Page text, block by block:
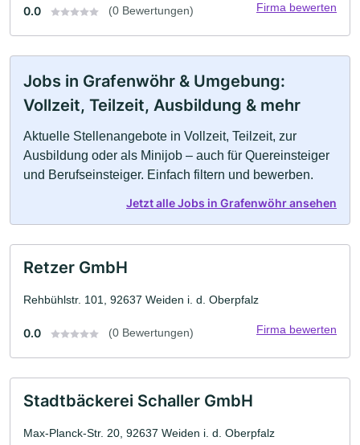
0.0 (0 Bewertungen) Firma bewerten
Jobs in Grafenwöhr & Umgebung:
Vollzeit, Teilzeit, Ausbildung & mehr
Aktuelle Stellenangebote in Vollzeit, Teilzeit, zur
Ausbildung oder als Minijob – auch für Quereinsteiger
und Berufseinsteiger. Einfach filtern und bewerben.
Jetzt alle Jobs in Grafenwöhr ansehen
Retzer GmbH
Rehbühlstr. 101, 92637 Weiden i. d. Oberpfalz
0.0 (0 Bewertungen) Firma bewerten
Stadtbäckerei Schaller GmbH
Max-Planck-Str. 20, 92637 Weiden i. d. Oberpfalz